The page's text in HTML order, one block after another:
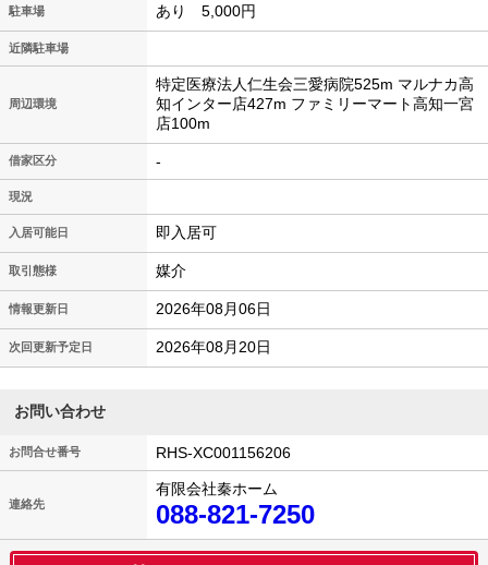
駐車場 あり 5,000円
近隣駐車場
周辺環境
特定医療法人仁生会三愛病院525m マルナカ高
知インター店427m ファミリーマート高知一宮
店100m
借家区分 -
現況
入居可能日 即入居可
取引態様 媒介
情報更新日 2026年08月06日
次回更新予定日 2026年08月20日
お問い合わせ
お問合せ番号 RHS-XC001156206
連絡先
有限会社秦ホーム
088-821-7250